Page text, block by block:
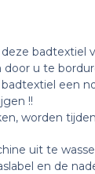
u te
een
!!
worden
uit te
en de